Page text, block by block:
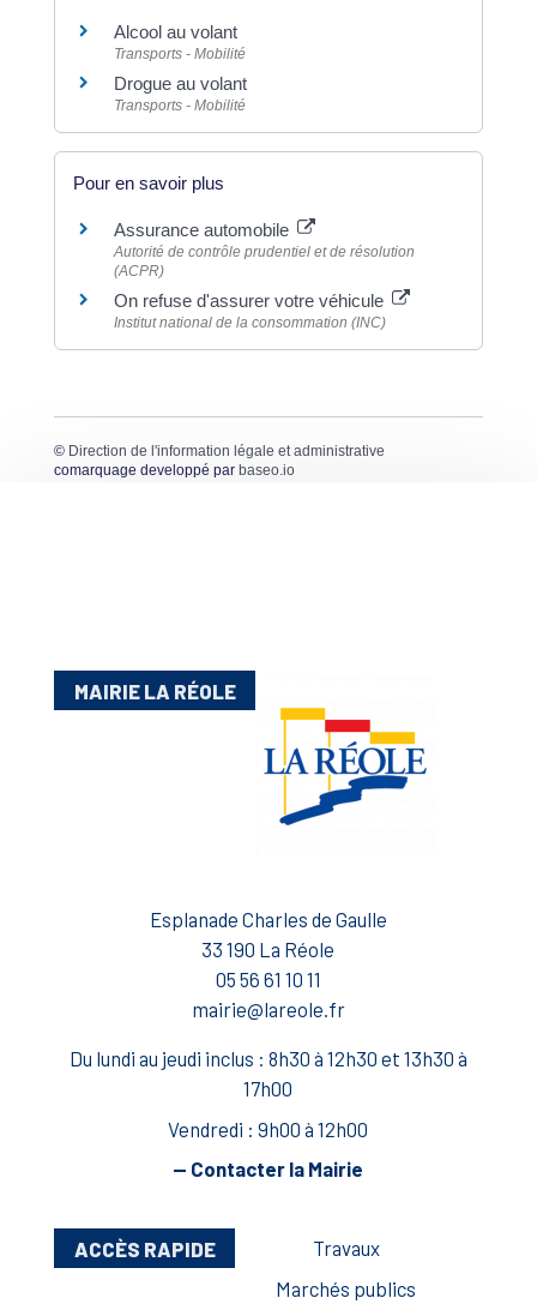
Alcool au volant
Transports - Mobilité
Drogue au volant
Transports - Mobilité
Pour en savoir plus
Assurance automobile
Autorité de contrôle prudentiel et de résolution
(ACPR)
On refuse d'assurer votre véhicule
Institut national de la consommation (INC)
© Direction de l'information légale et administrative
comarquage developpé par baseo.io
MAIRIE LA RÉOLE
Esplanade Charles de Gaulle
33 190 La Réole
05 56 61 10 11
mairie@lareole.fr
Du lundi au jeudi inclus : 8h30 à 12h30 et 13h30 à
17h00
Vendredi : 9h00 à 12h00
— Contacter la Mairie
ACCÈS RAPIDE
Travaux
Marchés publics